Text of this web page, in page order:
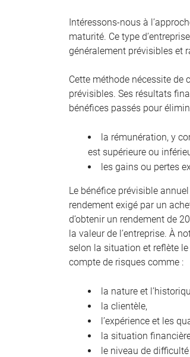
Intéressons-nous à
maturité. Ce type
généralement prévisibles et
Cette méthode nécessite de
prévisibles. Ses résultats
bénéfices passés pour
la rémunération, y
est supérieure ou
les gains ou pertes
Le bénéfice prévisible
rendement exigé par un
d’obtenir un rendement de
la valeur de l’entreprise. À
selon la situation et reflète
compte de risques comme :
la nature et
la clientèle,
l’expérience et les
la situation
le niveau de difficulté